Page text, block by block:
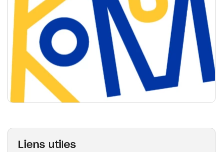
Liens utiles